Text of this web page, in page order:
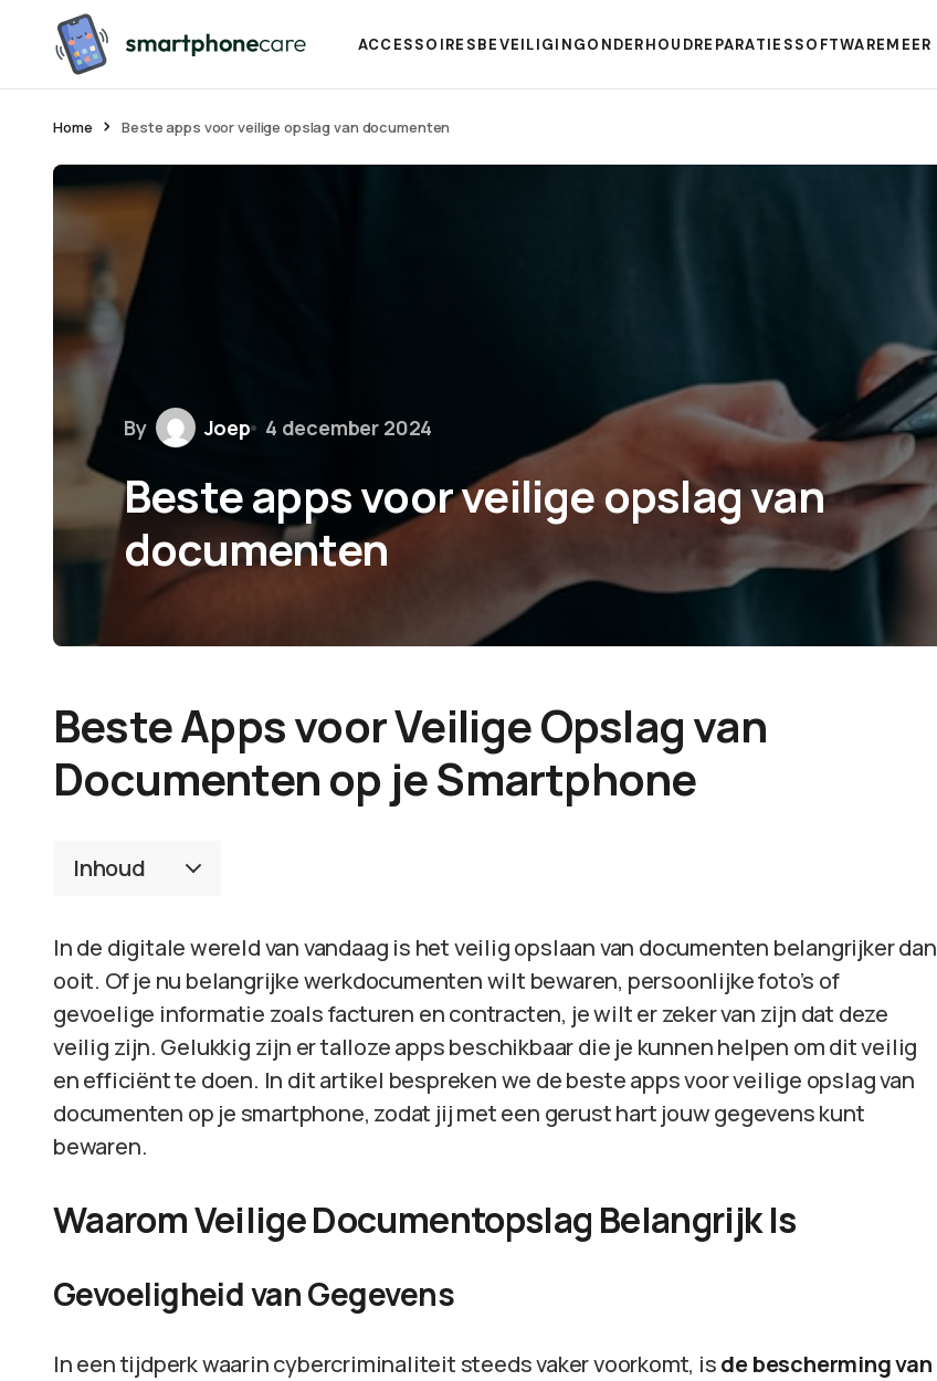
ACCESSOIRESBEVEILIGINGONDERHOUDREPARATIESSOFTWAREMEER
Home Beste apps voor veilige opslag van documenten
By Joep 4 december 2024
Beste apps voor veilige opslag van
documenten
Beste Apps voor Veilige Opslag van
Documenten op je Smartphone
Inhoud
In de digitale wereld van vandaag is het veilig opslaan van documenten belangrijker dan
ooit. Of je nu belangrijke werkdocumenten wilt bewaren, persoonlijke foto’s of
gevoelige informatie zoals facturen en contracten, je wilt er zeker van zijn dat deze
veilig zijn. Gelukkig zijn er talloze apps beschikbaar die je kunnen helpen om dit veilig
en efficiënt te doen. In dit artikel bespreken we de beste apps voor veilige opslag van
documenten op je smartphone, zodat jij met een gerust hart jouw gegevens kunt
bewaren.
Waarom Veilige Documentopslag Belangrijk Is
Gevoeligheid van Gegevens
In een tijdperk waarin cybercriminaliteit steeds vaker voorkomt, isde bescherming van